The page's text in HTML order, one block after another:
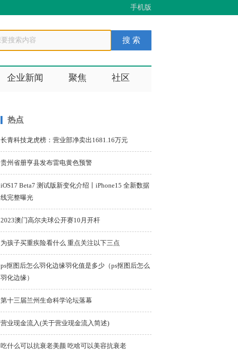
手机版
企业新闻 聚焦 社区
热点
长青科技龙虎榜：营业部净卖出1681.16万元
贵州省册亨县发布雷电黄色预警
iOS17 Beta7 测试版新变化介绍丨iPhone15 全新数据
线完整曝光
2023澳门高尔夫球公开赛10月开杆
为孩子买重疾险看什么 重点关注以下三点
ps抠图后怎么羽化边缘羽化值是多少（ps抠图后怎么
羽化边缘）
第十三届兰州生命科学论坛落幕
营业现金流入(关于营业现金流入简述)
吃什么可以抗衰老美颜 吃啥可以美容抗衰老